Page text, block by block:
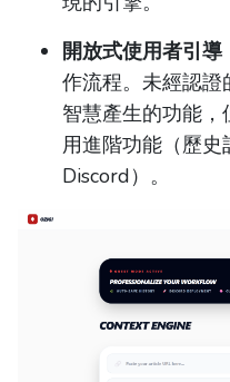
開放式使用者引導
作流程。未經認證
智慧產生的功能
用進階功能（歷史
Discord）。